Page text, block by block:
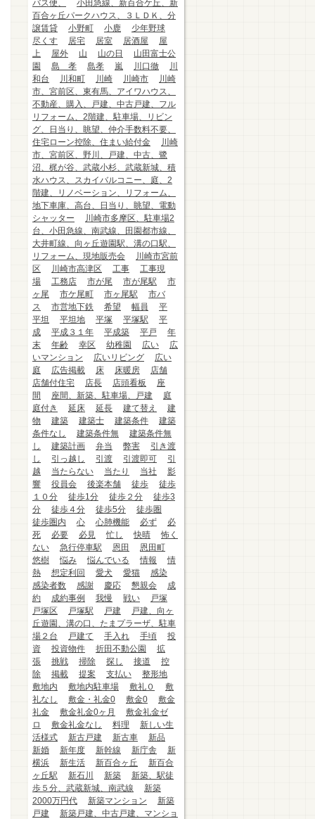
バス便、
小田急線、新百合ケ丘、新
百合ヶ丘パークハウス、３ＬＤＫ、分
譲賃貸
小野町 小鹿
少年野球
尽くす
居宅 居室 居酒屋
屋
上
屋外 山 山の日
山田富士公
園
島 孝 島孝 嵐 川口徹
川
和台
川和町 川崎 川崎市
川崎
市、宮前区、東有馬、アイワハウス、
不動産、購入、戸建、中古戸建、フル
リフォーム、2階建、駐車場、リビン
グ、日当り、眺望、仲介手数料不要、
住宅ローン控除、住まい給付金
川崎
市、宮前区、野川、戸建、中古、鷺
沼、梶が谷、武蔵小杉、武蔵新城、積
水ハウス、スカイバルコニー、庭、2
階建、リノベーション、リフォーム、
地下車庫、高台、日当り、眺望、電動
シャッター
川崎市多摩区、駐車場2
台、小田急線、南武線、田園都市線、
大井町線、向ヶ丘遊園駅、溝の口駅、
リフォーム、現地販売会
川崎市宮前
区
川崎市高津区 工事
工事現
場
工務店 市が尾 市が尾駅
市
ヶ尾
市ケ尾町 市ヶ尾駅
市バ
ス
市営地下鉄 希望 幅員
平
平坦
平坦地 平塚 平塚駅
平
成
平成３１年 平成築 平戸
年
末
年齢 幸区 幼稚園 広い
広
いマンション
広いリビング
広い
庭
広告掲載 床 床暖房
店舗
店舗付住宅
店長 店頭看板
座
間
座間、新築、駐車場、戸建
庭
庭付き
延床 延長 建て替え
建
物
建築 建築士 建築条件
建築
条件なし
建築条件無
建築条件無
し
建築計画 弁当 弊害
引き渡
し
引っ越し 引渡 引渡即可
引
越
当たらない 当たり 当社
影
響
役員会 後楽本舗 徒歩
徒歩
１０分
徒歩1分 徒歩２分
徒歩3
分
徒歩４分 徒歩5分
徒歩圏
徒歩圏内
心 心肺機能 必ず
必
死
必要 必見 忙し 快晴
怖く
ない
急行停車駅 恩田
恩田町
悠樹
悩み 悩んでいる 情報
情
熱
想定利回 愛犬 愛猫
感染
感染者数
感謝 慶応 懇親会
成
約
成約事例 我慢 戦い
戸塚
戸塚区
戸塚駅 戸建
戸建、向ヶ
丘遊園、溝の口、たまプラーザ、駐車
場２台
戸建て 手入れ 手頃
投
資
投資物件 折田不動公園
拡
張
挑戦 掃除 探し 接道
控
除
掲載 提案 支払い
整形地
敷地内
敷地内駐車場 敷礼０
敷
礼なし
敷金・礼金0 敷金0
敷金
礼金
敷金礼金0ヶ月
敷金礼金ゼ
ロ
敷金礼金なし 料理
新しい生
活様式
新古戸建 新古車
新品
新婚
新年度 新幹線 新庁舎
新
横浜
新生活 新百合ヶ丘
新百合
ヶ丘駅
新石川 新築
新築、駅徒
歩５分、武蔵新城、南武線
新築
2000万円代
新築マンション
新築
戸建
新築戸建、中古戸建、マンショ